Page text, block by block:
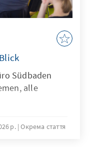
Südbaden
alle
р. Окрема стаття